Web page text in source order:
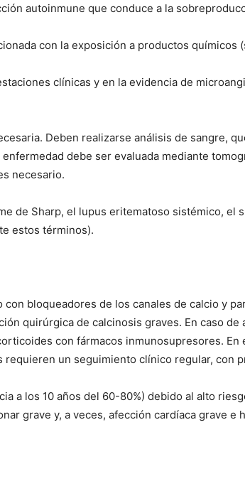
autoinmune que conduce a la
con la exposición a productos
clínicas y en la evidencia de
Deben realizarse análisis de sangre,
debe ser evaluada mediante
necesario.
de Sharp, el lupus eritematoso sistémico,
estos términos).
con bloqueadores de los canales de calcio y
quirúrgica de calcinosis graves. En caso
con fármacos inmunosupresores.
un seguimiento clínico regular, con
a los 10 años del 60-80%) debido al alto
grave y, a veces, afección cardíaca grave e